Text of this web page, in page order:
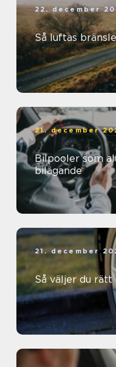
22. december
Så luftas
21. december
Bilpooler som
bilägande
21. december
Så väljer du